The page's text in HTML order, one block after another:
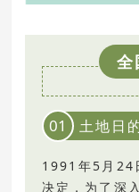
全
01 土地日
1991 年5 月 24
决定，为了深